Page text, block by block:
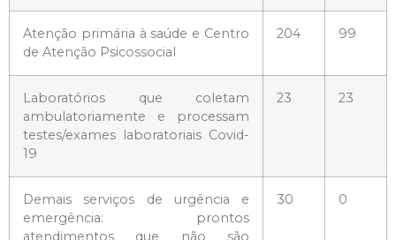
Atenção primária à saúde e Centro
de Atenção Psicossocial
204 99
Laboratórios que coletam
ambulatoriamente e processam
testes/exames laboratoriais Covid-
19
23 23
Demais serviços de urgência e
emergência: prontos
atendimentos que não são
30 0